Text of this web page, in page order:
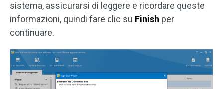
sistema, assicurarsi di leggere e ricordare queste
informazioni, quindi fare clic su Finish per
continuare.